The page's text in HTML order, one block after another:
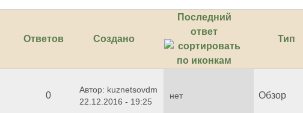
Ответов Создано
Последний
ответ
Тип
0
Автор: kuznetsovdm
22.12.2016 - 19:25
нет Обзор